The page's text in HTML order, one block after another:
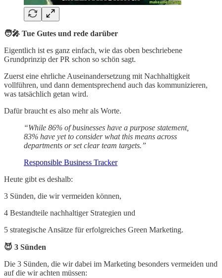
🧑‍🎤 Tue Gutes und rede darüber
Eigentlich ist es ganz einfach, wie das oben beschriebene
Grundprinzip der PR schon so schön sagt.
Zuerst eine ehrliche Auseinandersetzung mit Nachhaltigkeit
vollführen, und dann dementsprechend auch das kommunizieren,
was tatsächlich getan wird.
Dafür braucht es also mehr als Worte.
“While 86% of businesses have a purpose statement,
83% have yet to consider what this means across
departments or set clear team targets.”
Responsible Business Tracker
Heute gibt es deshalb:
3 Sünden, die wir vermeiden können,
4 Bestandteile nachhaltiger Strategien und
5 strategische Ansätze für erfolgreiches Green Marketing.
😈 3 Sünden
Die 3 Sünden, die wir dabei im Marketing besonders vermeiden und
auf die wir achten müssen: